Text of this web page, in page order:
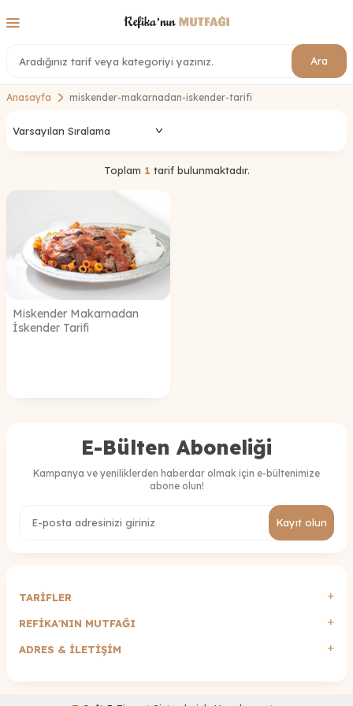
Ara
Anasayfa miskender-makarnadan-iskender-tarifi
Toplam 1 tarif bulunmaktadır.
Miskender Makarnadan
İskender Tarifi
E-Bülten Aboneliği
Kampanya ve yeniliklerden haberdar olmak için e-bültenimize
abone olun!
Kayıt olun
TARİFLER
REFİKA'NIN MUTFAĞI
ADRES & İLETIŞIM